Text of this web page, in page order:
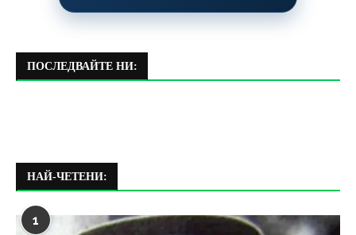
ПОСЛЕДВАЙТЕ НИ:
НАЙ-ЧЕТЕНИ:
1